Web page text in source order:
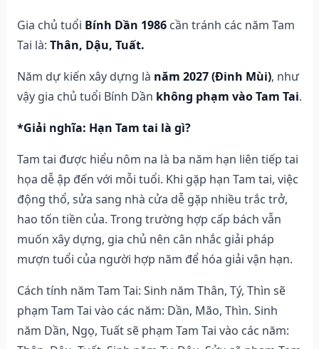
Gia chủ tuổi Bính Dần 1986 cần tránh các năm Tam
Tai là: Thân, Dậu, Tuất.
Năm dự kiến xây dựng là năm 2027 (Đinh Mùi), như
vậy gia chủ tuổi Bính Dần không phạm vào Tam Tai.
*Giải nghĩa: Hạn Tam tai là gì?
Tam tai được hiểu nôm na là ba năm hạn liên tiếp tai
họa dễ ập đến với mỗi tuổi. Khi gặp hạn Tam tai, việc
động thổ, sửa sang nhà cửa dễ gặp nhiều trắc trở,
hao tốn tiền của. Trong trường hợp cấp bách vẫn
muốn xây dựng, gia chủ nên cân nhắc giải pháp
mượn tuổi của người hợp năm để hóa giải vận hạn.
Cách tính năm Tam Tai: Sinh năm Thân, Tý, Thìn sẽ
phạm Tam Tai vào các năm: Dần, Mão, Thìn. Sinh
năm Dần, Ngọ, Tuất sẽ phạm Tam Tai vào các năm: